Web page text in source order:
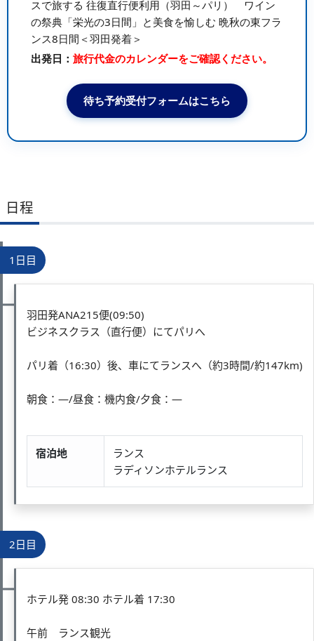
スで旅する 往復直行便利用（羽田～パリ） ワイン
の祭典「栄光の3日間」と美食を愉しむ 晩秋の東フラ
ンス8日間＜羽田発着＞
出発日： 旅行代金のカレンダーをご確認ください。
待ち予約受付フォームはこちら
日程
1日目
羽田発ANA215便(09:50)
ビジネスクラス（直行便）にてパリへ
パリ着（16:30）後、車にてランスへ（約3時間/約147km)
朝食：―/昼食：機内食/夕食：―
宿泊地
ランス
ラディソンホテルランス
2日目
ホテル発 08:30 ホテル着 17:30
午前 ランス観光